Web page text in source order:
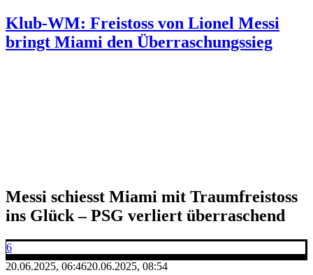
Klub-WM: Freistoss von Lionel Messi
bringt Miami den Überraschungssieg
Messi schiesst Miami mit Traumfreistoss
ins Glück – PSG verliert überraschend
6
20.06.2025, 06:4620.06.2025, 08:54